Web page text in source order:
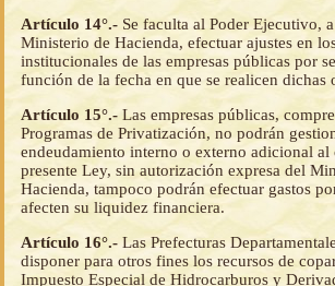
Artículo 14°.- Se faculta al Poder Ejecutivo,
Ministerio de Hacienda, efectuar ajustes en
institucionales de las empresas públicas por
función de la fecha en que se realicen dichas
Artículo 15°.- Las empresas públicas,
Programas de Privatización, no podrán
endeudamiento interno o externo adicional al
presente Ley, sin autorización expresa del
Hacienda, tampoco podrán efectuar gastos
afecten su liquidez financiera.
Artículo 16°.- Las Prefecturas
disponer para otros fines los recursos de
Impuesto Especial de Hidrocarburos y